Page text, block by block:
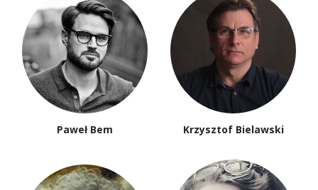
Paweł Bem Krzysztof Bielawski